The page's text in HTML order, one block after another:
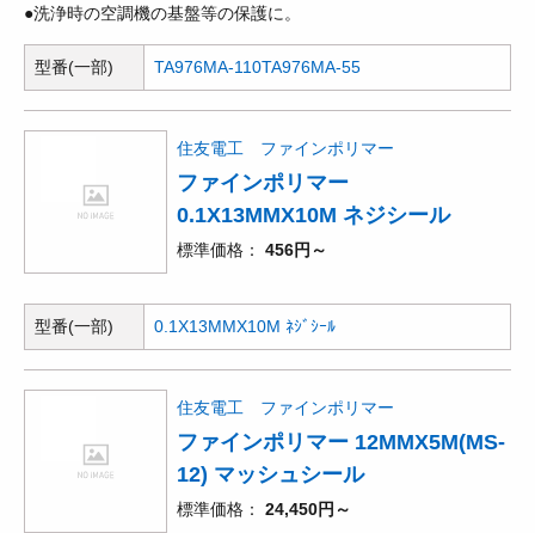
●洗浄時の空調機の基盤等の保護に。
型番(一部) TA976MA-110TA976MA-55
住友電工 ファインポリマー
ファインポリマー
0.1X13MMX10M ネジシール
標準価格 456円～
型番(一部) 0.1X13MMX10M ﾈｼﾞｼｰﾙ
住友電工 ファインポリマー
ファインポリマー 12MMX5M(MS-
12) マッシュシール
標準価格 24,450円～